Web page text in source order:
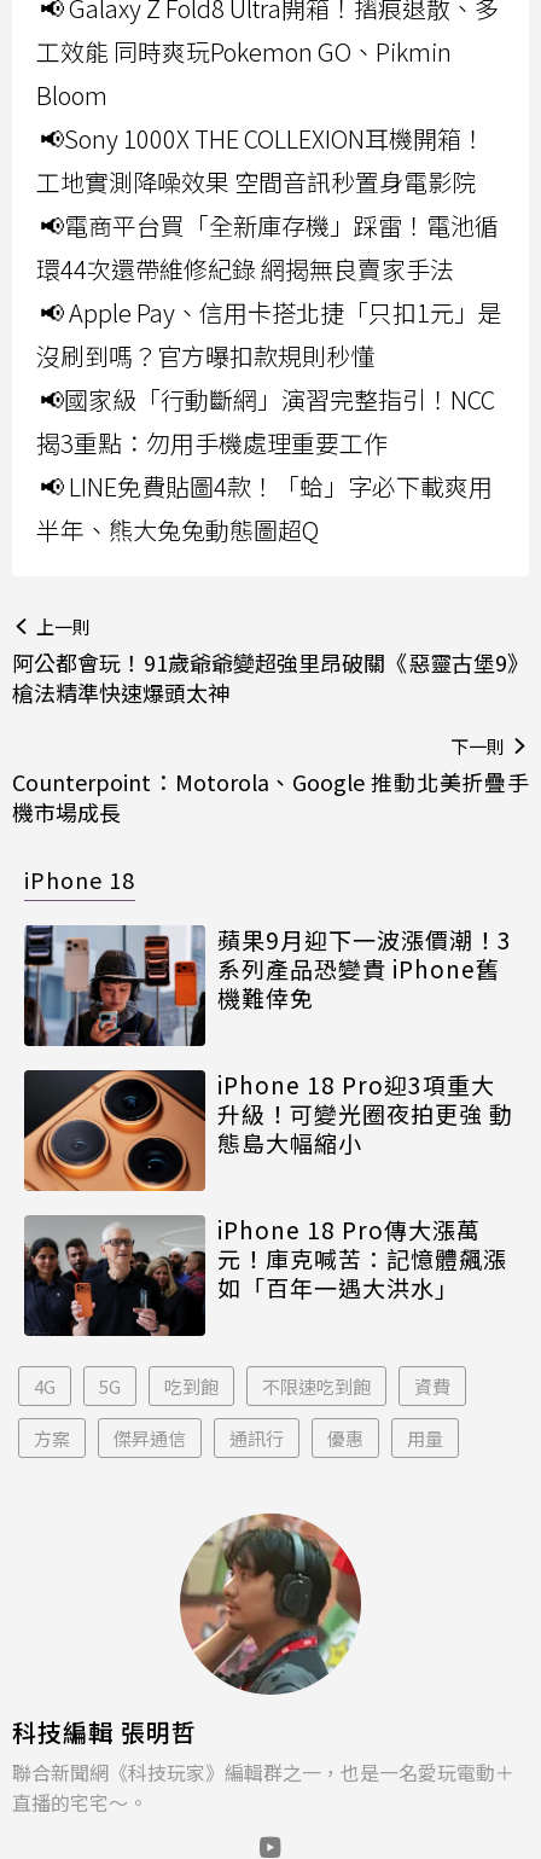
📢 Galaxy Z Fold8 Ultra開箱！摺痕退散、多
工效能 同時爽玩Pokemon GO、Pikmin
Bloom
📢Sony 1000X THE COLLEXION耳機開箱！
工地實測降噪效果 空間音訊秒置身電影院
📢電商平台買「全新庫存機」踩雷！電池循
環44次還帶維修紀錄 網揭無良賣家手法
📢 Apple Pay、信用卡搭北捷「只扣1元」是
沒刷到嗎？官方曝扣款規則秒懂
📢國家級「行動斷網」演習完整指引！NCC
揭3重點：勿用手機處理重要工作
📢 LINE免費貼圖4款！「蛤」字必下載爽用
半年、熊大兔兔動態圖超Q
上一則
阿公都會玩！91歲爺爺變超強里昂破關《惡靈古堡9》
槍法精準快速爆頭太神
下一則
Counterpoint：Motorola、Google 推動北美折疊手
機市場成長
iPhone 18
蘋果9月迎下一波漲價潮！3
系列產品恐變貴 iPhone舊
機難倖免
iPhone 18 Pro迎3項重大
升級！可變光圈夜拍更強 動
態島大幅縮小
iPhone 18 Pro傳大漲萬
元！庫克喊苦：記憶體飆漲
如「百年一遇大洪水」
4G 5G 吃到飽 不限速吃到飽 資費
方案 傑昇通信 通訊行 優惠 用量
科技編輯 張明哲
聯合新聞網《科技玩家》編輯群之一，也是一名愛玩電動＋
直播的宅宅～。